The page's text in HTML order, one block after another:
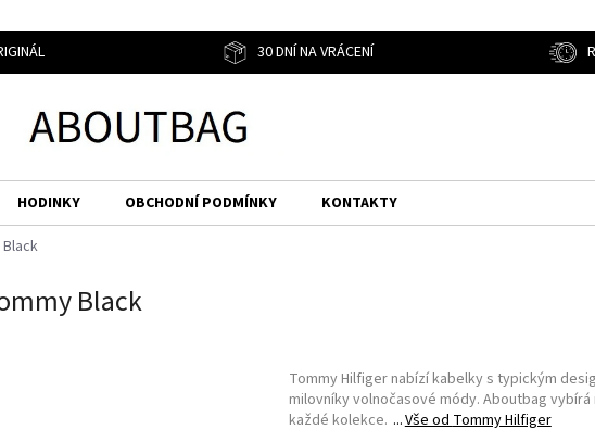
30 DNÍ NA VRÁCENÍ
HODINKY OBCHODNÍ PODMÍNKY
KONTAKTY
Black
Tommy Hilfiger nabízí kabelky s typickým
milovníky volnočasové módy. Aboutbag
každé kolekce.
Vše odTommy Hilfiger